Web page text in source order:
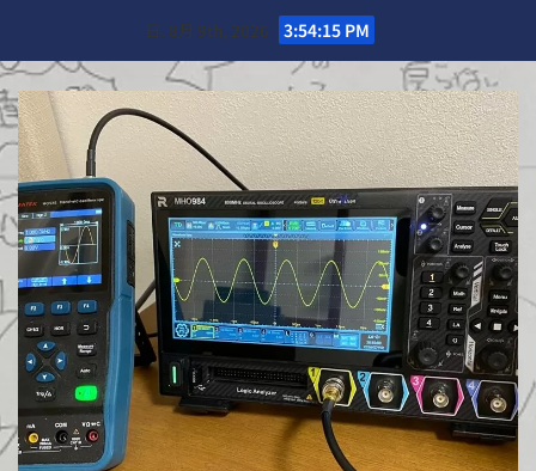
content
日. 8月 9th, 2026 3:54:16 PM